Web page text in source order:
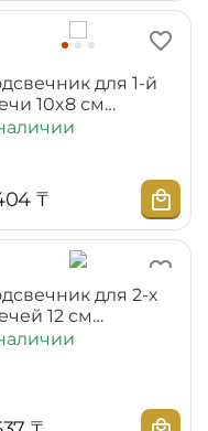
для 1-й
10x8 см
A
₸
для 2-х
12 см
A